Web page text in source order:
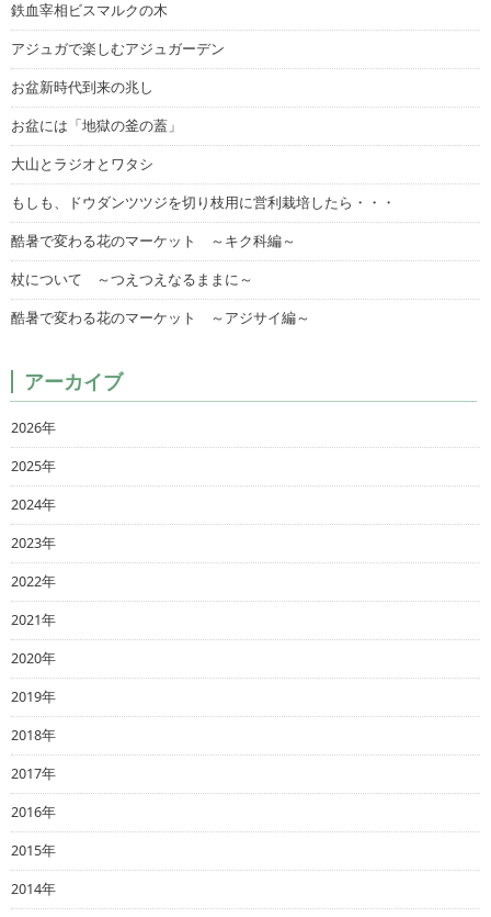
鉄血宰相ビスマルクの木
アジュガで楽しむアジュガーデン
お盆新時代到来の兆し
お盆には「地獄の釜の蓋」
大山とラジオとワタシ
もしも、ドウダンツツジを切り枝用に営利栽培したら・・・
酷暑で変わる花のマーケット ～キク科編～
杖について ～つえつえなるままに～
酷暑で変わる花のマーケット ～アジサイ編～
アーカイブ
2026年
2025年
2024年
2023年
2022年
2021年
2020年
2019年
2018年
2017年
2016年
2015年
2014年